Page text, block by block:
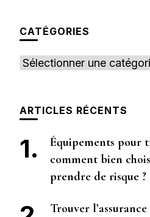
CATÉGORIES
Catégories
ARTICLES RÉCENTS
Équipements pour
comment bien
prendre de risque ?
Trouver